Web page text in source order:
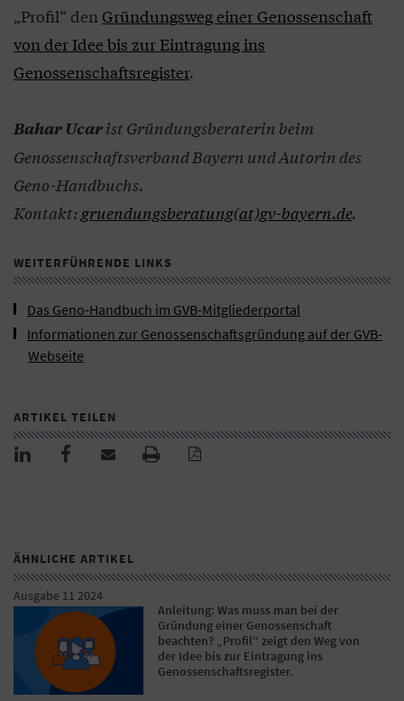
„Profil“ den Gründungsweg einer Genossenschaft
von der Idee bis zur Eintragung ins
Genossenschaftsregister.
Bahar Ucarist Gründungsberaterin beim
Genossenschaftsverband Bayern und Autorin des
Geno-Handbuchs.
Kontakt: gruendungsberatung(at)gv-bayern.de.
WEITERFÜHRENDE LINKS
Das Geno-Handbuch im GVB-Mitgliederportal
Informationen zur Genossenschaftsgründung auf der GVB-
Webseite
ARTIKEL TEILEN
ÄHNLICHE ARTIKEL
Ausgabe 11 2024
Anleitung: Was muss man bei der
Gründung einer Genossenschaft
beachten? „Profil“ zeigt den Weg von
der Idee bis zur Eintragung ins
Genossenschaftsregister.